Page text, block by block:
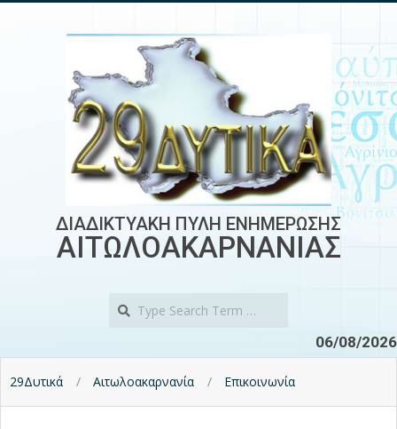
ΔΙΑΔΙΚΤΥΑΚΗ ΠΥΛΗ ΕΝΗΜΕΡΩΣΗΣ
ΑΙΤΩΛΟΑΚΑΡΝΑΝΙΑΣ
06/08/2026
29Δυτικά Αιτωλοακαρνανία Επικοινωνία